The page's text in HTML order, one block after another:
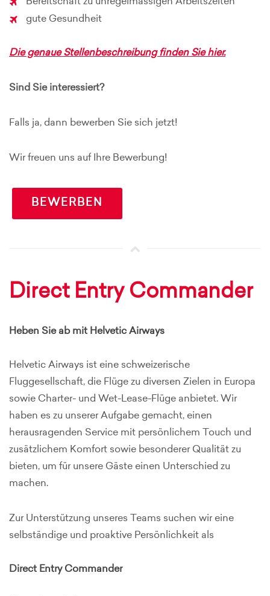
gute Gesundheit
Die genaue Stellenbeschreibung finden Sie hier.
Sind Sie interessiert?
Falls ja, dann bewerben Sie sich jetzt!
Wir freuen uns auf Ihre Bewerbung!
BEWERBEN
Direct Entry Commander
Heben Sie ab mit Helvetic Airways
Helvetic Airways ist eine schweizerische
Fluggesellschaft, die Flüge zu diversen Zielen in Europa
sowie Charter- und Wet-Lease-Flüge anbietet. Wir
haben es zu unserer Aufgabe gemacht, einen
herausragenden Service mit persönlichem Touch und
zusätzlichem Komfort sowie besonderer Qualität zu
bieten, um für unsere Gäste einen Unterschied zu
machen.
Zur Unterstützung unseres Teams suchen wir eine
selbständige und proaktive Persönlichkeit als
Direct Entry Commander